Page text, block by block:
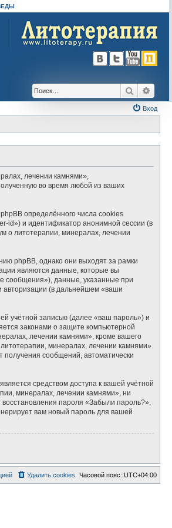
Поиск
Вход
лечении камнями»,
во время любой из ваших
определённого числа cookies
id») и идентификатор анонимной сессии (в
о литотерапии, минералах, лечении
phpBB, однако они выходят за рамки
являются данные, которые вы
сообщения»), данные, указанные при
авторизации (в дальнейшем «ваши
учётной записью (далее «ваш пароль») и
законами о защите компьютерной
лечении камнями», кроме вашего
минералах, лечении камнями».
получения сообщений, автоматически
средством доступа к вашей учётной
минералах, лечении камнями», ни
пароля «Забыли пароль?»,
вам новый пароль для вашей
Часовой пояс: UTC+04:00
Удалить cookies